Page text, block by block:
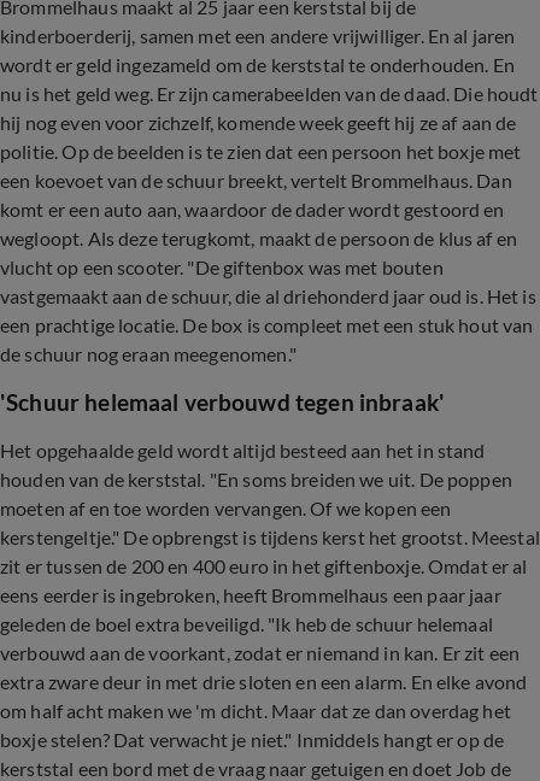
Brommelhaus maakt al 25 jaar een kerststal bij de
kinderboerderij, samen met een andere vrijwilliger. En al jaren
wordt er geld ingezameld om de kerststal te onderhouden. En
nu is het geld weg. Er zijn camerabeelden van de daad. Die houdt
hij nog even voor zichzelf, komende week geeft hij ze af aan de
politie. Op de beelden is te zien dat een persoon het boxje met
een koevoet van de schuur breekt, vertelt Brommelhaus. Dan
komt er een auto aan, waardoor de dader wordt gestoord en
wegloopt. Als deze terugkomt, maakt de persoon de klus af en
vlucht op een scooter. "De giftenbox was met bouten
vastgemaakt aan de schuur, die al driehonderd jaar oud is. Het is
een prachtige locatie. De box is compleet met een stuk hout van
de schuur nog eraan meegenomen."
'Schuur helemaal verbouwd tegen inbraak'
Het opgehaalde geld wordt altijd besteed aan het in stand
houden van de kerststal. "En soms breiden we uit. De poppen
moeten af en toe worden vervangen. Of we kopen een
kerstengeltje." De opbrengst is tijdens kerst het grootst. Meestal
zit er tussen de 200 en 400 euro in het giftenboxje. Omdat er al
eens eerder is ingebroken, heeft Brommelhaus een paar jaar
geleden de boel extra beveiligd. "Ik heb de schuur helemaal
verbouwd aan de voorkant, zodat er niemand in kan. Er zit een
extra zware deur in met drie sloten en een alarm. En elke avond
om half acht maken we 'm dicht. Maar dat ze dan overdag het
boxje stelen? Dat verwacht je niet." Inmiddels hangt er op de
kerststal een bord met de vraag naar getuigen en doet Job de